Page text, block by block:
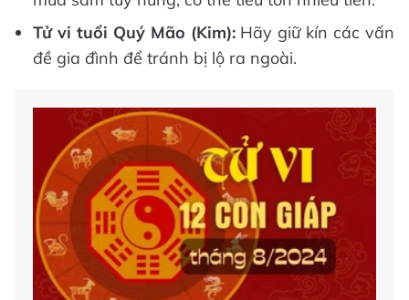
Tử vi tuổi Quý Mão (Kim):Hãy giữ kín các vấn
đề gia đình để tránh bị lộ ra ngoài.